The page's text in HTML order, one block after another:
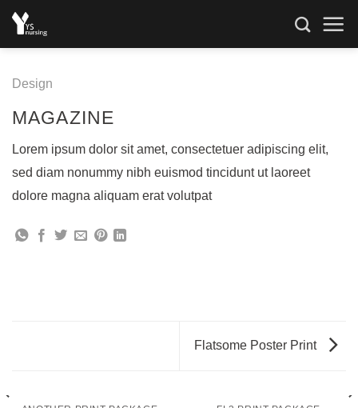
Skip
Design
MAGAZINE
Lorem ipsum dolor sit amet, consectetuer adipiscing elit,
sed diam nonummy nibh euismod tincidunt ut laoreet
dolore magna aliquam erat volutpat
Flatsome Poster Print